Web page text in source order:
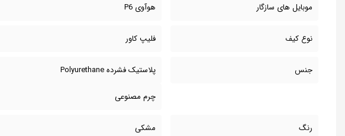
موبایل های سازگار هوآوی P6
نوع کیف فلیپ کاور
جنس پلاستیک فشرده Polyurethane
چرم مصنوعی
رنگ مشکی